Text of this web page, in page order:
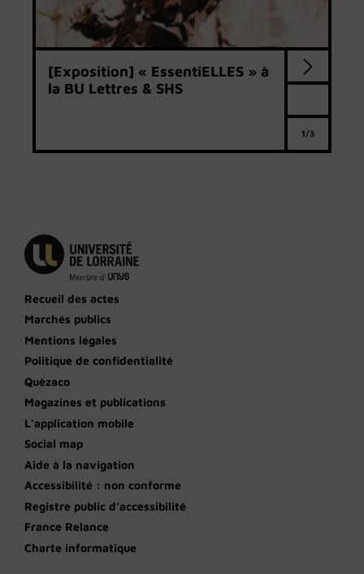
[Exposition] « EssentiELLES » à
la BU Lettres & SHS
1/3
Recueil des actes
Marchés publics
Mentions légales
Politique de confidentialité
Quèzaco
Magazines et publications
L’application mobile
Social map
Aide à la navigation
Accessibilité : non conforme
Registre public d’accessibilité
France Relance
Charte informatique